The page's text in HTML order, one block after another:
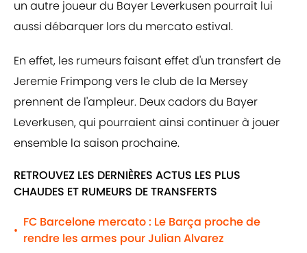
un autre joueur du Bayer Leverkusen pourrait lui
aussi débarquer lors du mercato estival.
En effet, les rumeurs faisant effet d'un transfert de
Jeremie Frimpong vers le club de la Mersey
prennent de l'ampleur. Deux cadors du Bayer
Leverkusen, qui pourraient ainsi continuer à jouer
ensemble la saison prochaine.
RETROUVEZ LES DERNIÈRES ACTUS LES PLUS
CHAUDES ET RUMEURS DE TRANSFERTS
•
FC Barcelone mercato : Le Barça proche de
rendre les armes pour Julian Alvarez